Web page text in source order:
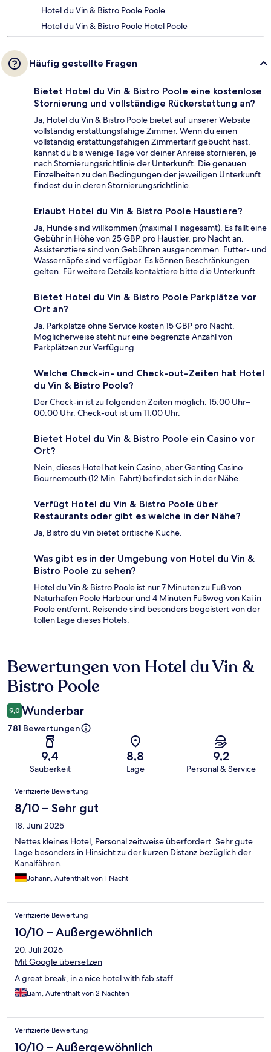
Hotel du Vin & Bistro Poole Poole
Hotel du Vin & Bistro Poole Hotel Poole
Häufig gestellte Fragen
Bietet Hotel du Vin & Bistro Poole eine kostenlose
Stornierung und vollständige Rückerstattung an?
Ja, Hotel du Vin & Bistro Poole bietet auf unserer Website
vollständig erstattungsfähige Zimmer. Wenn du einen
vollständig erstattungsfähigen Zimmertarif gebucht hast,
kannst du bis wenige Tage vor deiner Anreise stornieren, je
nach Stornierungsrichtlinie der Unterkunft. Die genauen
Einzelheiten zu den Bedingungen der jeweiligen Unterkunft
findest du in deren Stornierungsrichtlinie.
Erlaubt Hotel du Vin & Bistro Poole Haustiere?
Ja, Hunde sind willkommen (maximal 1 insgesamt). Es fällt eine
Gebühr in Höhe von 25 GBP pro Haustier, pro Nacht an.
Assistenztiere sind von Gebühren ausgenommen. Futter- und
Wassernäpfe sind verfügbar. Es können Beschränkungen
gelten. Für weitere Details kontaktiere bitte die Unterkunft.
Bietet Hotel du Vin & Bistro Poole Parkplätze vor
Ort an?
Ja. Parkplätze ohne Service kosten 15 GBP pro Nacht.
Möglicherweise steht nur eine begrenzte Anzahl von
Parkplätzen zur Verfügung.
Welche Check-in- und Check-out-Zeiten hat Hotel
du Vin & Bistro Poole?
Der Check-in ist zu folgenden Zeiten möglich: 15:00 Uhr–
00:00 Uhr. Check-out ist um 11:00 Uhr.
Bietet Hotel du Vin & Bistro Poole ein Casino vor
Ort?
Nein, dieses Hotel hat kein Casino, aber Genting Casino
Bournemouth (12 Min. Fahrt) befindet sich in der Nähe.
Verfügt Hotel du Vin & Bistro Poole über
Restaurants oder gibt es welche in der Nähe?
Ja, Bistro du Vin bietet britische Küche.
Was gibt es in der Umgebung von Hotel du Vin &
Bistro Poole zu sehen?
Hotel du Vin & Bistro Poole ist nur 7 Minuten zu Fuß von
Naturhafen Poole Harbour und 4 Minuten Fußweg von Kai in
Poole entfernt. Reisende sind besonders begeistert von der
tollen Lage dieses Hotels.
Bewertungen
Bewertungen von Hotel du Vin &
Bistro Poole
9,0 Wunderbar
781 Bewertungen
9,4
Sauberkeit
8,8
Lage
9,2
Personal & Service
Bewertungen
Verifizierte Bewertung
8/10 – Sehr gut
18. Juni 2025
Nettes kleines Hotel, Personal zeitweise überfordert. Sehr gute
Lage besonders in Hinsicht zu der kurzen Distanz bezüglich der
Kanalfähren.
Johann, Aufenthalt von 1 Nacht
Verifizierte Bewertung
10/10 – Außergewöhnlich
20. Juli 2026
Mit Google übersetzen
A great break, in a nice hotel with fab staff
Liam, Aufenthalt von 2 Nächten
Verifizierte Bewertung
10/10 – Außergewöhnlich